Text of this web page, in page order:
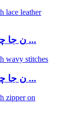
عورتون ر leatherن جا چمڙا دستانا ...
عورتون ر leatherن جا چمڙا دستانا ...